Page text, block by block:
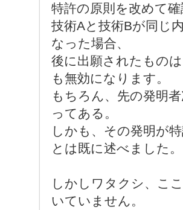
特許の原則を改めて
技術Aと技術Bが同じ
なった場合、
後に出願されたもの
も無効になります。
もちろん、先の発明
ってある。
しかも、その発明が
とは既に述べました。
しかしワタクシ、こ
いていません。